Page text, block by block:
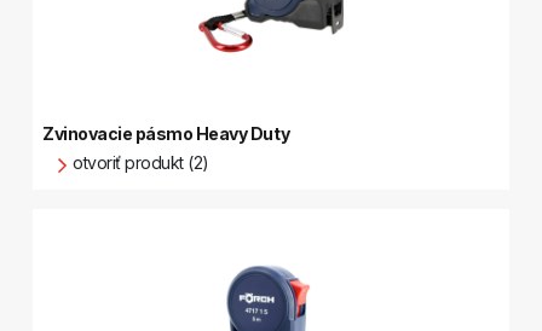
Zvinovacie pásmo Heavy Duty
otvoriť produkt (2)